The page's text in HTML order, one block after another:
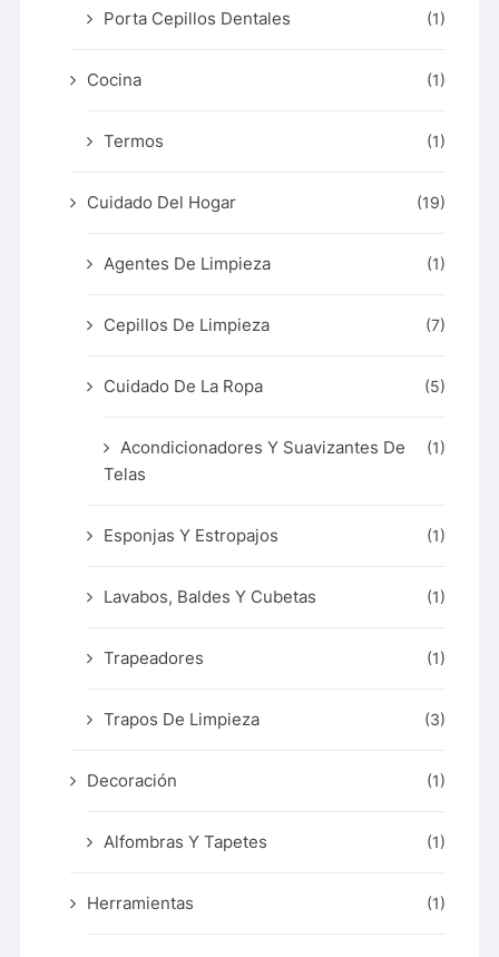
Porta Cepillos Dentales (1)
Cocina (1)
Termos (1)
Cuidado Del Hogar (19)
Agentes De Limpieza (1)
Cepillos De Limpieza (7)
Cuidado De La Ropa (5)
Acondicionadores Y Suavizantes De
Telas
(1)
Esponjas Y Estropajos (1)
Lavabos, Baldes Y Cubetas (1)
Trapeadores (1)
Trapos De Limpieza (3)
Decoración (1)
Alfombras Y Tapetes (1)
Herramientas (1)